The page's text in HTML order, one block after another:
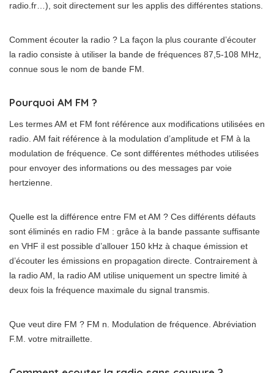
radio.fr…), soit directement sur les applis des différentes stations.
Comment écouter la radio ? La façon la plus courante d’écouter
la radio consiste à utiliser la bande de fréquences 87,5-108 MHz,
connue sous le nom de bande FM.
Pourquoi AM FM ?
Les termes AM et FM font référence aux modifications utilisées en
radio. AM fait référence à la modulation d’amplitude et FM à la
modulation de fréquence. Ce sont différentes méthodes utilisées
pour envoyer des informations ou des messages par voie
hertzienne.
Quelle est la différence entre FM et AM ? Ces différents défauts
sont éliminés en radio FM : grâce à la bande passante suffisante
en VHF il est possible d’allouer 150 kHz à chaque émission et
d’écouter les émissions en propagation directe. Contrairement à
la radio AM, la radio AM utilise uniquement un spectre limité à
deux fois la fréquence maximale du signal transmis.
Que veut dire FM ? FM n. Modulation de fréquence. Abréviation
F.M. votre mitraillette.